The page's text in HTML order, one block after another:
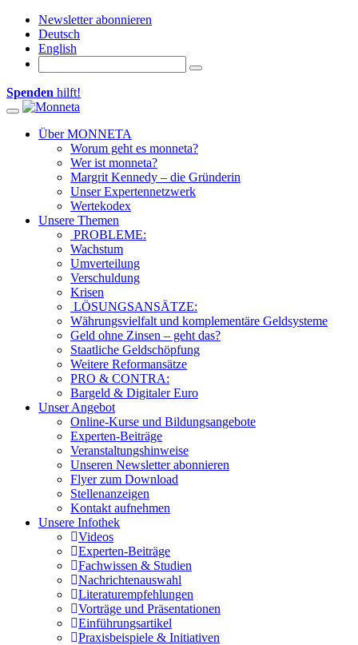
Newsletter abonnieren
Deutsch
English
Spenden hilft!
Toggle navigation
Über MONNETA
Worum geht es monneta?
Wer ist monneta?
Margrit Kennedy – die Gründerin
Unser Expertennetzwerk
Wertekodex
Unsere Themen
PROBLEME:
Wachstum
Umverteilung
Verschuldung
Krisen
LÖSUNGSANSÄTZE:
Währungsvielfalt und komplementäre Geldsysteme
Geld ohne Zinsen – geht das?
Staatliche Geldschöpfung
Weitere Reformansätze
PRO & CONTRA:
Bargeld & Digitaler Euro
Unser Angebot
Online-Kurse und Bildungsangebote
Experten-Beiträge
Veranstaltungshinweise
Unseren Newsletter abonnieren
Flyer zum Download
Stellenanzeigen
Kontakt aufnehmen
Unsere Infothek
Videos
Experten-Beiträge
Fachwissen & Studien
Nachrichtenauswahl
Literaturempfehlungen
Vorträge und Präsentationen
Einführungsartikel
Praxisbeispiele & Initiativen